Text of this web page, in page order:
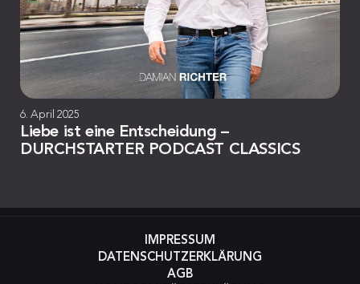
6. April 2025
Liebe ist eine Entscheidung –
DURCHSTARTER PODCAST CLASSICS
IMPRESSUM
DATENSCHUTZERKLÄRUNG
AGB